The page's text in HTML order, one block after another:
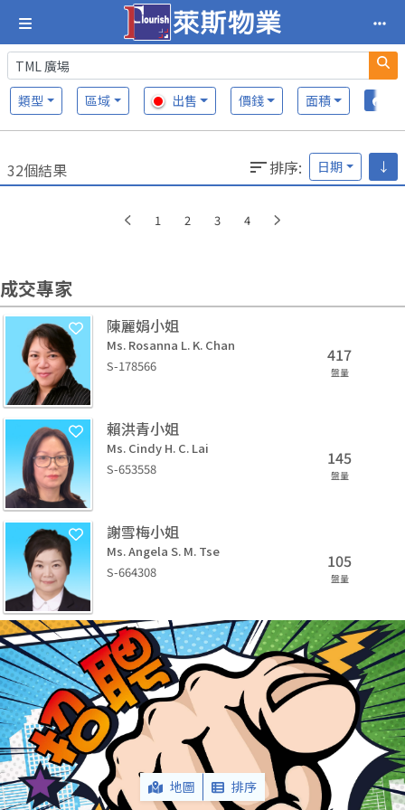
類型 區域 出售 價錢 面積
32個結果 排序: 日期 ↓
1 2 3 4
成交專家
陳麗娟小姐
Ms. Rosanna L. K. Chan
S-178566
417
盤量
賴洪青小姐
Ms. Cindy H. C. Lai
S-653558
145
盤量
謝雪梅小姐
Ms. Angela S. M. Tse
S-664308
105
盤量
地圖 排序